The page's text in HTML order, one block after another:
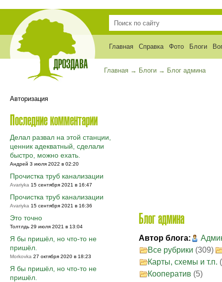
Главная Справка Фото Блоги
Авторизация
Главная → Блоги → Блог админа
Последние комментарии
Делал развал на этой станции,
ценник адекватный, сделали
быстро, можно ехать.
Андрей 3 июля 2022 в 02:20
Прочистка труб канализации
Avariyka 15 сентября 2021 в 16:47
Прочистка труб канализации
Avariyka 15 сентября 2021 в 16:36
Это точно
Толтлдь 29 июля 2021 в 13:04
Я бы пришёл, но что-то не
пришёл.
Morkovka 27 октября 2020 в 18:23
Я бы пришёл, но что-то не
пришёл.
Блог админа
Автор блога:
Все рубрики (309)
Карты, схемы и т.п.
Кооператив (5)